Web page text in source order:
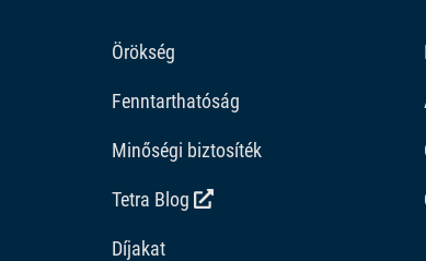
Örökség
Fenntarthatóság
Minőségi biztosíték
Tetra Blog
Díjakat